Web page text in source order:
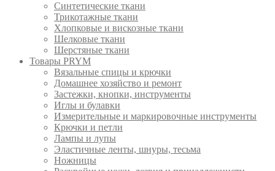
Синтетические ткани
Трикотажные ткани
Хлопковые и вискозные ткани
Шелковые ткани
Шерстяные ткани
Товары PRYM
Вязальные спицы и крючки
Домашнее хозяйство и ремонт
Застежки, кнопки, инструменты
Иглы и булавки
Измерительные и маркировочные инструменты
Крючки и петли
Лампы и лупы
Эластичные ленты, шнуры, тесьма
Ножницы